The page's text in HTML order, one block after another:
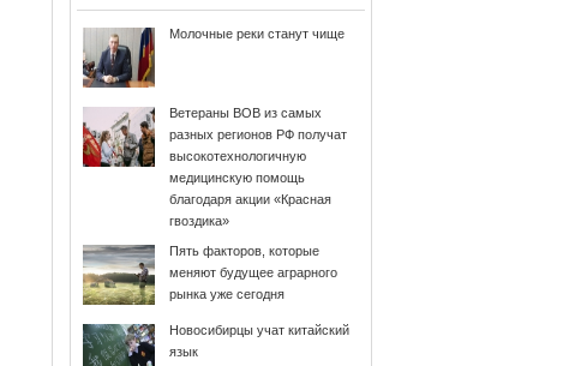
Молочные реки станут чище
Ветераны ВОВ из самых
разных регионов РФ получат
высокотехнологичную
медицинскую помощь
благодаря акции «Красная
гвоздика»
Пять факторов, которые
меняют будущее аграрного
рынка уже сегодня
Новосибирцы учат китайский
язык